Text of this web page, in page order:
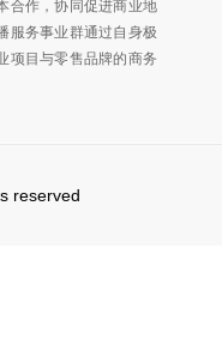
合作，协同促进商业地
服务事业群通过自身极
项目与零售品牌的商务
reserved